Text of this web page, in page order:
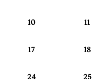
10 11
17 18
24 25